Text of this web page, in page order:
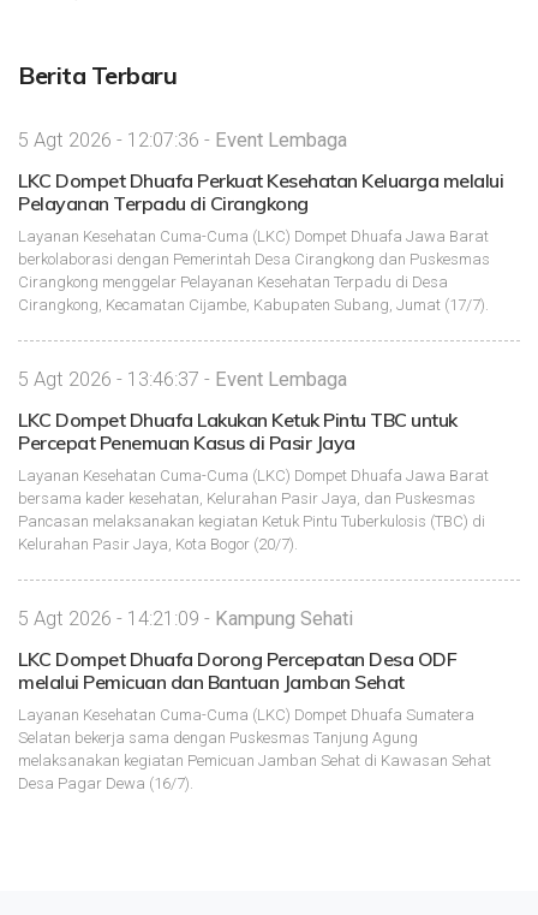
Berita Terbaru
5 Agt 2026 - 12:07:36 - Event Lembaga
LKC Dompet Dhuafa Perkuat Kesehatan Keluarga melalui
Pelayanan Terpadu di Cirangkong
Layanan Kesehatan Cuma-Cuma (LKC) Dompet Dhuafa Jawa Barat
berkolaborasi dengan Pemerintah Desa Cirangkong dan Puskesmas
Cirangkong menggelar Pelayanan Kesehatan Terpadu di Desa
Cirangkong, Kecamatan Cijambe, Kabupaten Subang, Jumat (17/7).
5 Agt 2026 - 13:46:37 - Event Lembaga
LKC Dompet Dhuafa Lakukan Ketuk Pintu TBC untuk
Percepat Penemuan Kasus di Pasir Jaya
Layanan Kesehatan Cuma-Cuma (LKC) Dompet Dhuafa Jawa Barat
bersama kader kesehatan, Kelurahan Pasir Jaya, dan Puskesmas
Pancasan melaksanakan kegiatan Ketuk Pintu Tuberkulosis (TBC) di
Kelurahan Pasir Jaya, Kota Bogor (20/7).
5 Agt 2026 - 14:21:09 - Kampung Sehati
LKC Dompet Dhuafa Dorong Percepatan Desa ODF
melalui Pemicuan dan Bantuan Jamban Sehat
Layanan Kesehatan Cuma-Cuma (LKC) Dompet Dhuafa Sumatera
Selatan bekerja sama dengan Puskesmas Tanjung Agung
melaksanakan kegiatan Pemicuan Jamban Sehat di Kawasan Sehat
Desa Pagar Dewa (16/7).